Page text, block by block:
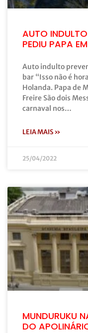
AUTO
PEDIU PAPA
Auto indulto
bar “Isso não é
Holanda. Papa de
Freire São dois
carnaval nos…
LEIA MAIS »
25/04/2022
MUNDURUKU
DO